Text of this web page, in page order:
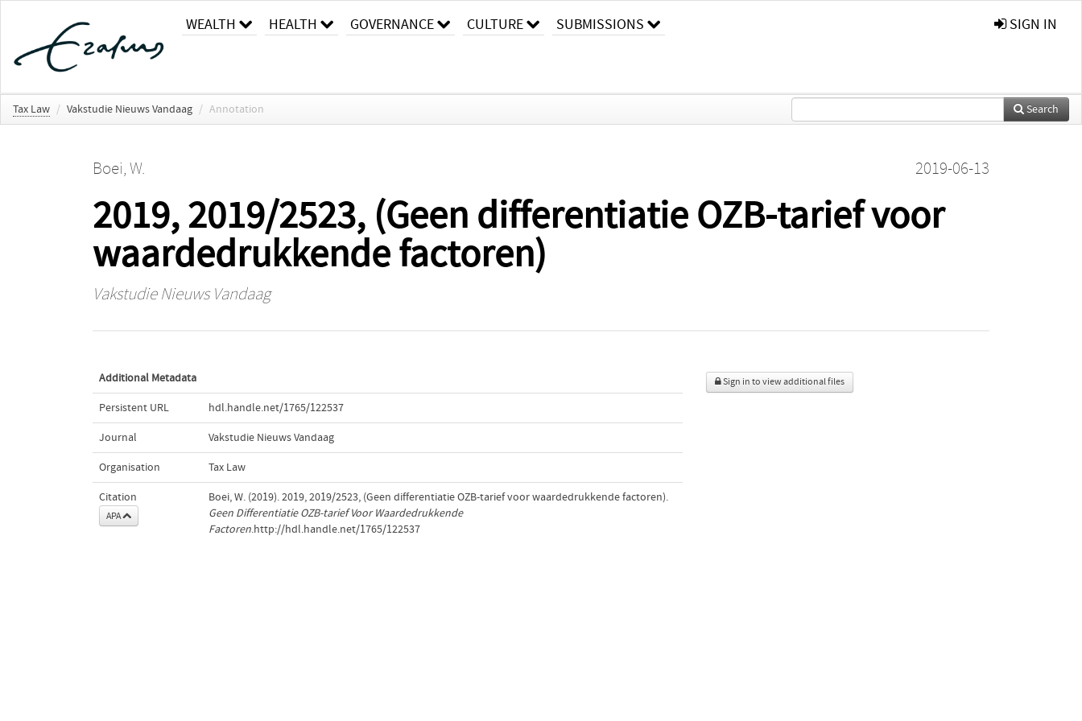
WEALTH HEALTH GOVERNANCE CULTURE SUBMISSIONS SIGN IN
Tax Law / Vakstudie Nieuws Vandaag / Annotation Search
Boei, W. 2019-06-13
2019, 2019/2523, (Geen differentiatie OZB-tarief voor
waardedrukkende factoren)
Vakstudie Nieuws Vandaag
Additional Metadata
Persistent URL hdl.handle.net/1765/122537
Journal Vakstudie Nieuws Vandaag
Organisation Tax Law
Citation
APA
Boei, W. (2019). 2019, 2019/2523, (Geen differentiatie OZB-tarief voor waardedrukkende factoren).
Geen Differentiatie OZB-tarief Voor Waardedrukkende
Factoren.http://hdl.handle.net/1765/122537
Sign in to view additional files